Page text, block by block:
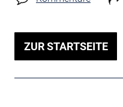
ZUR STARTSEITE